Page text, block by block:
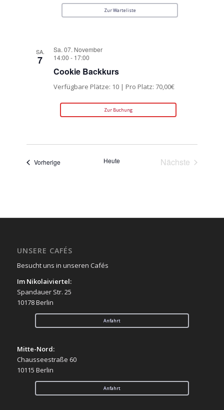
Zur Warteliste
SA.
7
Sa. 07. November
14:00 - 17:00
Cookie Backkurs
Verfügbare Plätze: 10 | Pro Platz: 70,00€
Zur Buchung
Vorherige VeranstaltungenHeute
Nächste
UNSERE CAFÉS
Besucht uns in unseren Cafés
Im Nikolaiviertel:
Spandauer Str. 25
10178 Berlin
Anfahrt
Mitte-Nord:
Chausseestraße 60
10115 Berlin
Anfahrt